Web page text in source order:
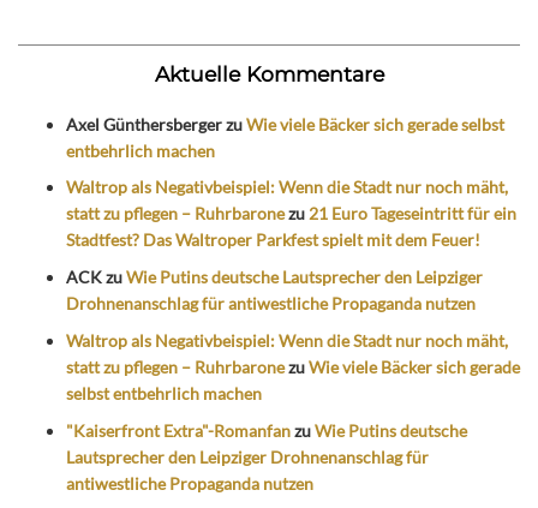
Aktuelle Kommentare
Axel GünthersbergerzuWie viele Bäcker sich gerade selbst
entbehrlich machen
Waltrop als Negativbeispiel: Wenn die Stadt nur noch mäht,
statt zu pflegen – Ruhrbaronezu21 Euro Tageseintritt für ein
Stadtfest? Das Waltroper Parkfest spielt mit dem Feuer!
ACKzuWie Putins deutsche Lautsprecher den Leipziger
Drohnenanschlag für antiwestliche Propaganda nutzen
Waltrop als Negativbeispiel: Wenn die Stadt nur noch mäht,
statt zu pflegen – RuhrbaronezuWie viele Bäcker sich gerade
selbst entbehrlich machen
"Kaiserfront Extra"-RomanfanzuWie Putins deutsche
Lautsprecher den Leipziger Drohnenanschlag für
antiwestliche Propaganda nutzen